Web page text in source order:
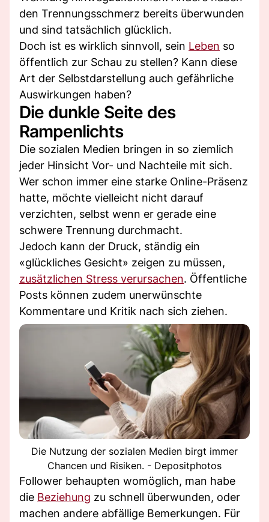
den Trennungsschmerz bereits überwunden
und sind tatsächlich glücklich.
Doch ist es wirklich sinnvoll, sein Leben so
öffentlich zur Schau zu stellen? Kann diese
Art der Selbstdarstellung auch gefährliche
Auswirkungen haben?
Die dunkle Seite des
Rampenlichts
Die sozialen Medien bringen in so ziemlich
jeder Hinsicht Vor- und Nachteile mit sich.
Wer schon immer eine starke Online-Präsenz
hatte, möchte vielleicht nicht darauf
verzichten, selbst wenn er gerade eine
schwere Trennung durchmacht.
Jedoch kann der Druck, ständig ein
«glückliches Gesicht» zeigen zu müssen,
zusätzlichen Stress verursachen. Öffentliche
Posts können zudem unerwünschte
Kommentare und Kritik nach sich ziehen.
Die Nutzung der sozialen Medien birgt immer
Chancen und Risiken. - Depositphotos
Follower behaupten womöglich, man habe
die Beziehung zu schnell überwunden, oder
machen andere abfällige Bemerkungen. Für